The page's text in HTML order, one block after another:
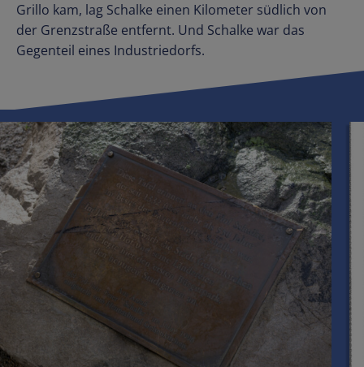
Grillo kam, lag Schalke einen Kilometer südlich von
der Grenzstraße entfernt. Und Schalke war das
Gegenteil eines Industriedorfs.